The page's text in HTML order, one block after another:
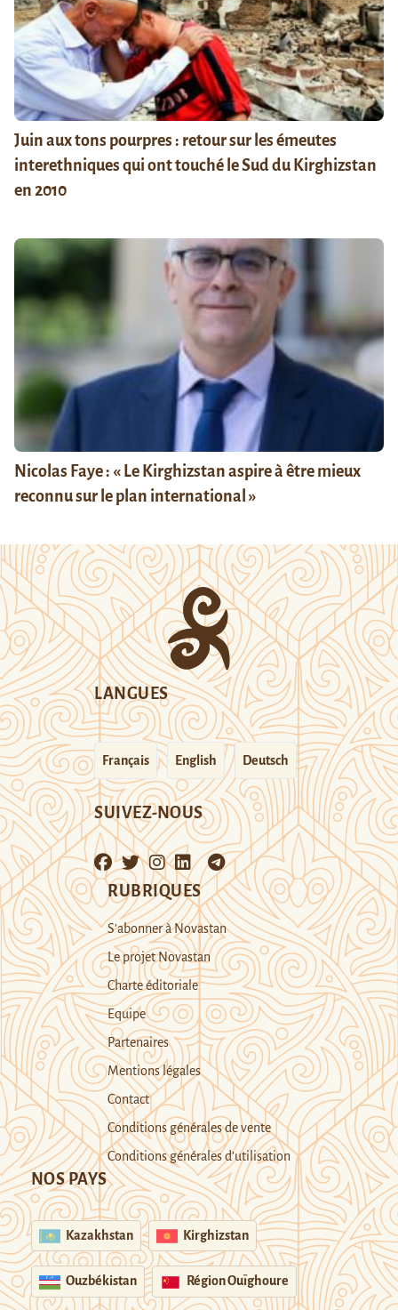
Juin aux tons pourpres : retour sur les émeutes
interethniques qui ont touché le Sud du Kirghizstan
en 2010
Nicolas Faye : « Le Kirghizstan aspire à être mieux
reconnu sur le plan international »
LANGUES
Français English Deutsch
SUIVEZ-NOUS
RUBRIQUES
S’abonner à Novastan
Le projet Novastan
Charte éditoriale
Equipe
Partenaires
Mentions légales
Contact
Conditions générales de vente
Conditions générales d’utilisation
NOS PAYS
Kazakhstan Kirghizstan
Ouzbékistan Région Ouïghoure